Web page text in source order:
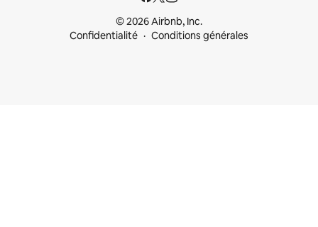
© 2026 Airbnb, Inc.
Confidentialité
Conditions générales